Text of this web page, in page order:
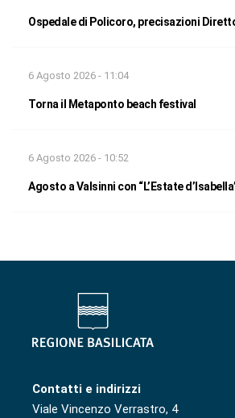
Ospedale di Policoro, precisazioni
6 Agosto 2026 - 11:04
Torna il Metaponto beach festival
6 Agosto 2026 - 10:52
Agosto a Valsinni con “L’Estate
Contatti e indirizzi
Viale Vincenzo Verrastro, 4